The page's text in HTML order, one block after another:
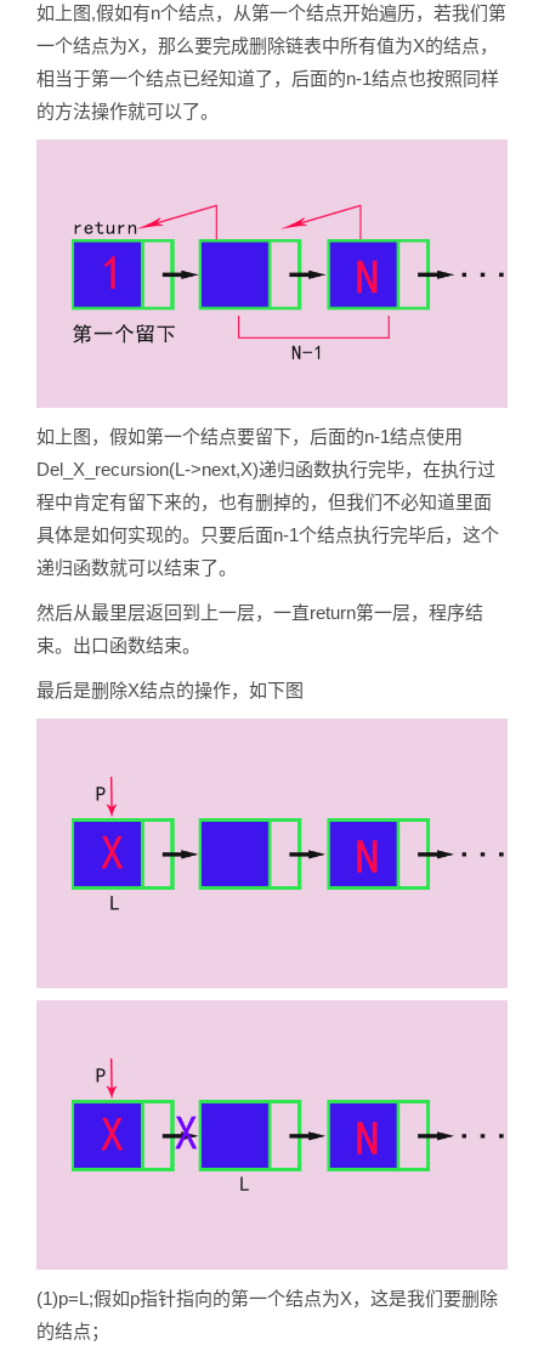
如上图,假如有n个结点，从第一个结点开始遍历，若我们第
一个结点为X，那么要完成删除链表中所有值为X的结点，
相当于第一个结点已经知道了，后面的n-1结点也按照同样
的方法操作就可以了。
如上图，假如第一个结点要留下，后面的n-1结点使用
Del_X_recursion(L->next,X)递归函数执行完毕，在执行过
程中肯定有留下来的，也有删掉的，但我们不必知道里面
具体是如何实现的。只要后面n-1个结点执行完毕后，这个
递归函数就可以结束了。
然后从最里层返回到上一层，一直return第一层，程序结
束。出口函数结束。
最后是删除X结点的操作，如下图
(1)p=L;假如p指针指向的第一个结点为X，这是我们要删除
的结点；